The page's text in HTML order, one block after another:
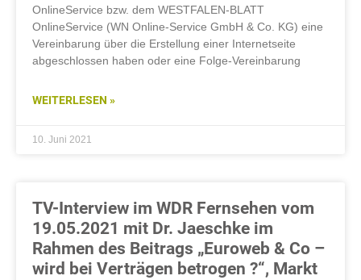
OnlineService bzw. dem WESTFALEN-BLATT
OnlineService (WN Online-Service GmbH & Co. KG) eine
Vereinbarung über die Erstellung einer Internetseite
abgeschlossen haben oder eine Folge-Vereinbarung
WEITERLESEN »
10. Juni 2021
TV-Interview im WDR Fernsehen vom
19.05.2021 mit Dr. Jaeschke im
Rahmen des Beitrags „Euroweb & Co –
wird bei Verträgen betrogen ?“, Markt